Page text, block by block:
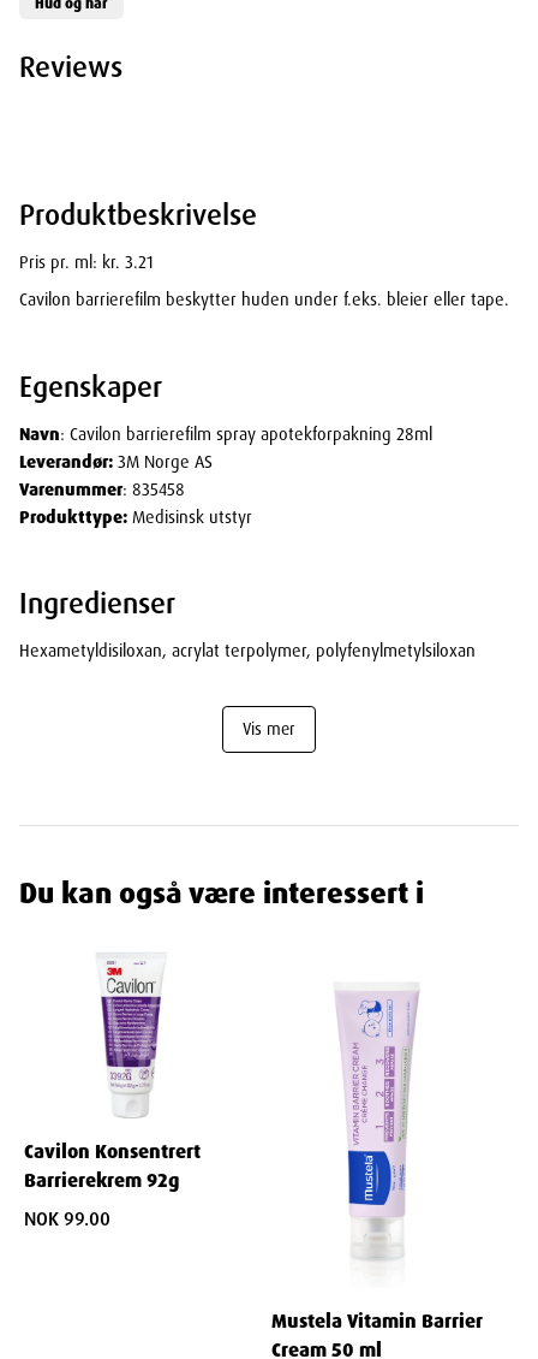
Produktbeskrivelse
Pris pr. ml: kr. 3.21
Cavilon barrierefilm beskytter huden under f.eks. bleier eller tape.
Egenskaper
Navn: Cavilon barrierefilm spray apotekforpakning 28ml
Leverandør: 3M Norge AS
Varenummer: 835458
Produkttype: Medisinsk utstyr
Ingredienser
Hexametyldisiloxan, acrylat terpolymer, polyfenylmetylsiloxan
Width
Vis mer
Reviews
Du kan også være interessert i
Cavilon Konsentrert
Barrierekrem 92g
NOK 99.00
Mustela Vitamin Barrier
Cream 50 ml